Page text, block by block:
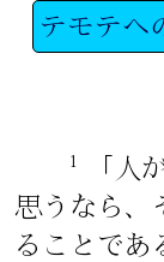
テモテへ
1
「人
思うなら、
ることであ